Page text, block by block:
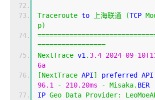
Traceroute to 上海联通 (TCP
p)
=================
NextTrace v1 . 3.4 2024-09-
6a
[NextTrace API] preferred
96.1
- 210.20ms - Misaka. BER
IP Geo Data Provider: